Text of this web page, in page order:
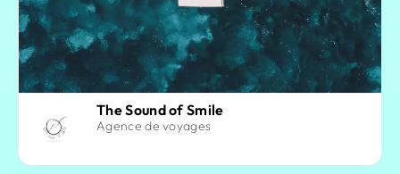
The Sound of Smile
Agence de voyages